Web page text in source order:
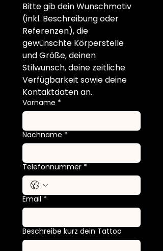
Bitte gib dein Wunschmotiv
(inkl. Beschreibung oder
Referenzen), die
gewünschte Körperstelle
und Größe, deinen
Stilwunsch, deine zeitliche
Verfügbarkeit sowie deine
Kontaktdaten an.
Vorname *
Nachname *
Telefonnummer *
Email *
Beschreibe kurz dein Tattoo